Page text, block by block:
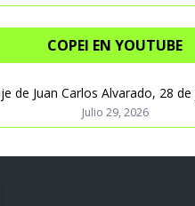
COPEI EN YOUTUBE
de Juan Carlos Alvarado, 28
Julio 29, 2026